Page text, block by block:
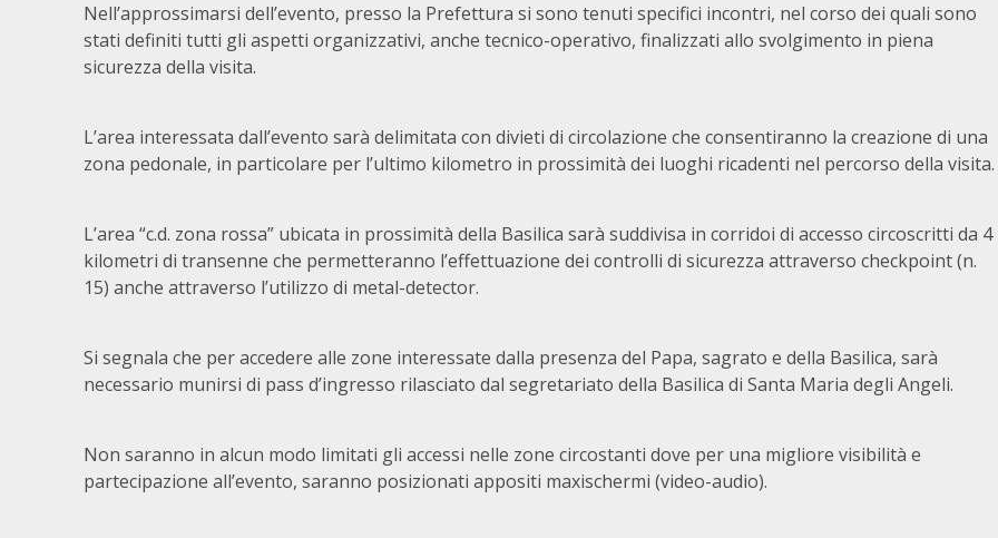
Nell’approssimarsi dell’evento, presso la Prefettura si sono tenuti specifici incontri, nel corso dei quali sono
stati definiti tutti gli aspetti organizzativi, anche tecnico-operativo, finalizzati allo svolgimento in piena
sicurezza della visita.
L’area interessata dall’evento sarà delimitata con divieti di circolazione che consentiranno la creazione di una
zona pedonale, in particolare per l’ultimo kilometro in prossimità dei luoghi ricadenti nel percorso della visita.
L’area “c.d. zona rossa” ubicata in prossimità della Basilica sarà suddivisa in corridoi di accesso circoscritti da 4
kilometri di transenne che permetteranno l’effettuazione dei controlli di sicurezza attraverso checkpoint (n.
15) anche attraverso l’utilizzo di metal-detector.
Si segnala che per accedere alle zone interessate dalla presenza del Papa, sagrato e della Basilica, sarà
necessario munirsi di pass d’ingresso rilasciato dal segretariato della Basilica di Santa Maria degli Angeli.
Non saranno in alcun modo limitati gli accessi nelle zone circostanti dove per una migliore visibilità e
partecipazione all’evento, saranno posizionati appositi maxischermi (video-audio).